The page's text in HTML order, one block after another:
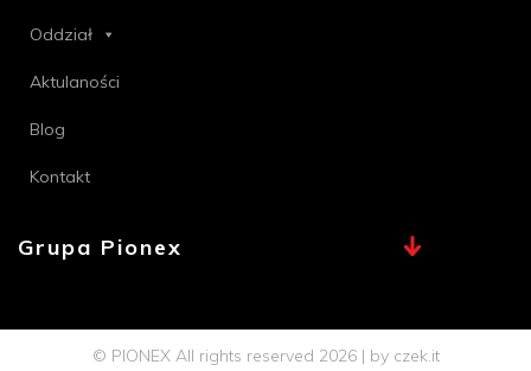
Oddział
Aktulaności
Blog
Kontakt
Grupa Pionex
Chemia Bielsko
Profi PSB© PIONEX All rights reserved 2026 | by czek.it